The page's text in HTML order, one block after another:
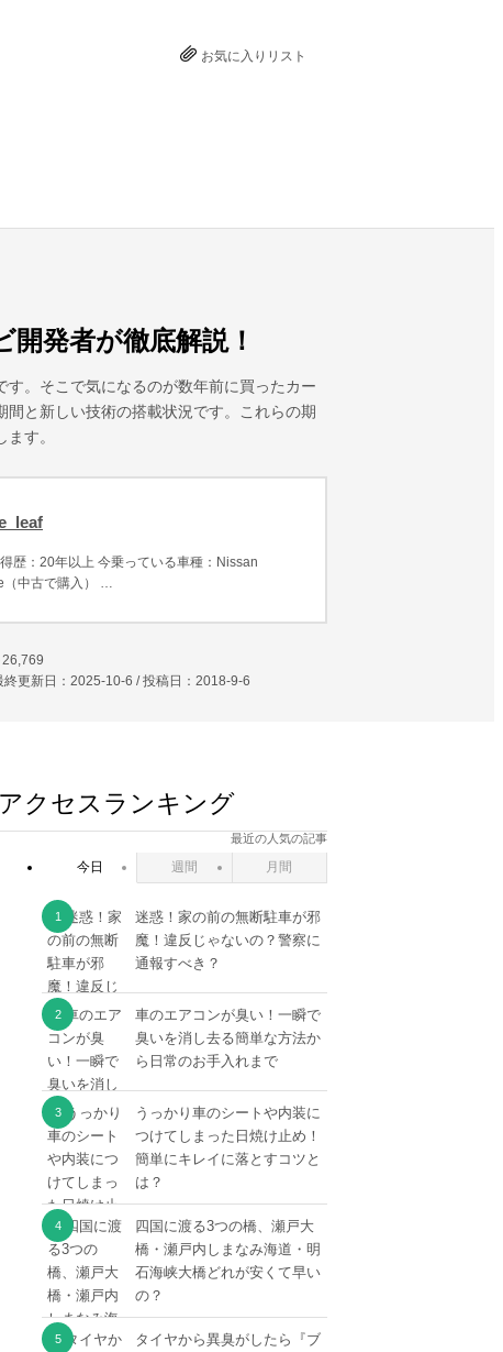
お気に入りリスト
発者が徹底解説！
。そこで気になるのが数年前に買ったカー
と新しい技術の搭載状況です。これらの期
す。
歴：20年以上 今乗っている車種：Nissan
中古で購入） …
26,769
終更新日：2025-10-6 / 投稿日： 2018-9-6
アクセスランキング
最近の人気の記事
今日 週間 月間
迷惑！家の前の無断駐車が邪
魔！違反じゃないの？警察に
通報すべき？
車のエアコンが臭い！一瞬で
臭いを消し去る簡単な方法か
ら日常のお手入れまで
うっかり車のシートや内装に
つけてしまった日焼け止め！
簡単にキレイに落とすコツと
は？
四国に渡る3つの橋、瀬戸大
橋・瀬戸内しまなみ海道・明
石海峡大橋どれが安くて早い
の？
タイヤから異臭がしたら『ブ